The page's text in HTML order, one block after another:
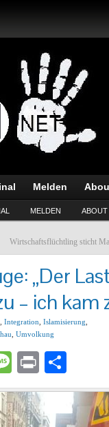
Melden
MELDEN ABOUT
Wirtschaftsflüchtling sticht
„Der
– ich kam
Integration Islamisierung
Umvolkung
Message
Print